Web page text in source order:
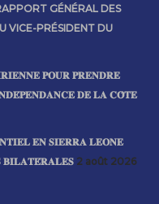
GÉNÉRAL DES
VICE-PRÉSIDENT DU
𝐏𝐎𝐔𝐑 𝐏𝐑𝐄𝐍𝐃𝐑𝐄
𝐃𝐄 𝐋𝐀 𝐂𝐎̂𝐓𝐄
𝐄𝐍 𝐒𝐈𝐄𝐑𝐑𝐀 𝐋𝐄𝐎𝐍𝐄
2 août 2026